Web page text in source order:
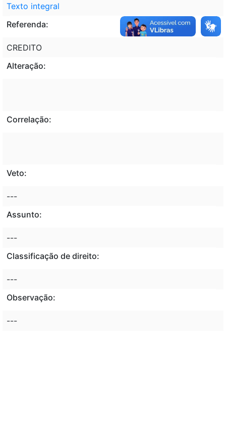
Texto integral
Referenda:
CREDITO
Alteração:
Correlação:
Veto:
---
Assunto:
---
Classificação de direito:
---
Observação:
---